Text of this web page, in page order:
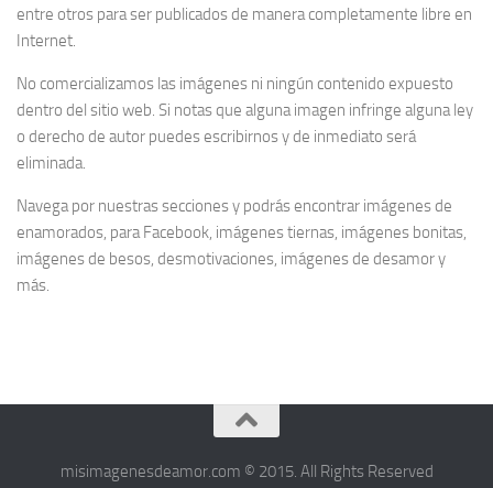
entre otros para ser publicados de manera completamente libre en
Internet.
No comercializamos las imágenes ni ningún contenido expuesto
dentro del sitio web. Si notas que alguna imagen infringe alguna ley
o derecho de autor puedes escribirnos y de inmediato será
eliminada.
Navega por nuestras secciones y podrás encontrar imágenes de
enamorados, para Facebook, imágenes tiernas, imágenes bonitas,
imágenes de besos, desmotivaciones, imágenes de desamor y
más.
misimagenesdeamor.com © 2015. All Rights Reserved